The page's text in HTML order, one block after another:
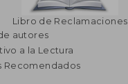
Libro de Reclamaciones
autores
a la Lectura
Recomendados